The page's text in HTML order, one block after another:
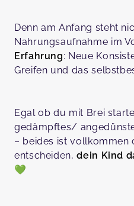
Denn am Anfang steht
Nahrungsaufnahme im
Erfahrung: Neue
Greifen und das
Egal ob du mit Brei
gedämpftes/
– beides ist vollkommen
entscheiden,dein Kind
💚